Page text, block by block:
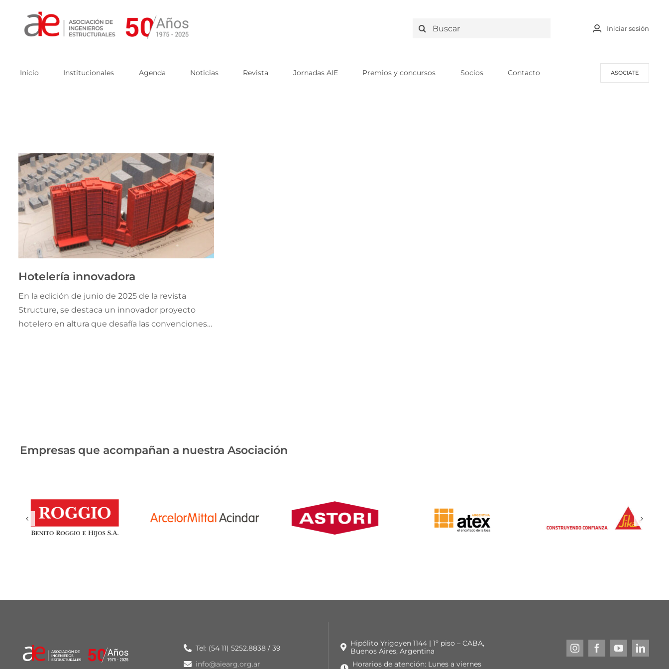
content
Search
Iniciar sesión
Inicio Institucionales Agenda Noticias Revista Jornadas AIE Premios y concursos Socios Contacto ASOCIATE
Hotelería innovadora
En la edición de junio de 2025 de la revista
Structure, se destaca un innovador proyecto
hotelero en altura que desafía las convenciones
Empresas que acompañan a nuestra Asociación
Tel: (54 11) 5252.8838 / 39
info@aiearg.org.ar
Hipólito Yrigoyen 1144 | 1º piso – CABA,
Buenos Aires, Argentina
Horarios de atención: Lunes a viernes